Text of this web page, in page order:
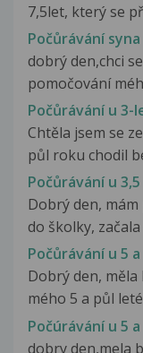
7,5let, který se
Počůrávání
dobrý den,chci
pomočování
Počůrávání u
Chtěla jsem se
půl roku chodil
Počůrávání u
Dobrý den,
do školky,
Počůrávání u 5
Dobrý den,
mého 5 a půl
Počúrávání u 5
dobry den,mela